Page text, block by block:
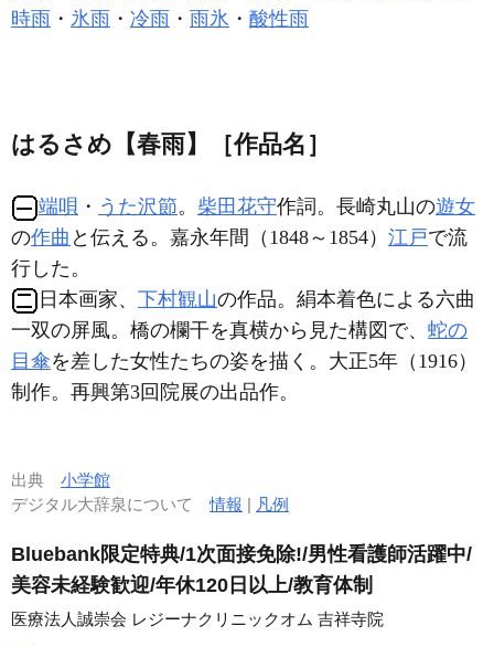
時雨 ・ 氷雨 ・ 冷雨 ・ 雨氷 ・ 酸性雨
はるさめ【春雨】［作品名］
端唄 ・ うた沢節。 柴田花守作詞。長崎丸山の遊女
の作曲 と伝える。嘉永年間（1848～1854） 江戸で流
行した。
日本画家、 下村観山の作品。絹本着色による六曲
一双の屏風。橋の欄干を真横から見た構図で、 蛇の
目傘を差した女性たちの姿を描く。大正5年（1916）
制作。再興第3回院展の出品作。
出典 小学館
デジタル大辞泉について情報 | 凡例
Bluebank限定特典/1次面接免除!/男性看護師活躍中/
美容未経験歓迎/年休120日以上/教育体制
医療法人誠崇会 レジーナクリニックオム 吉祥寺院